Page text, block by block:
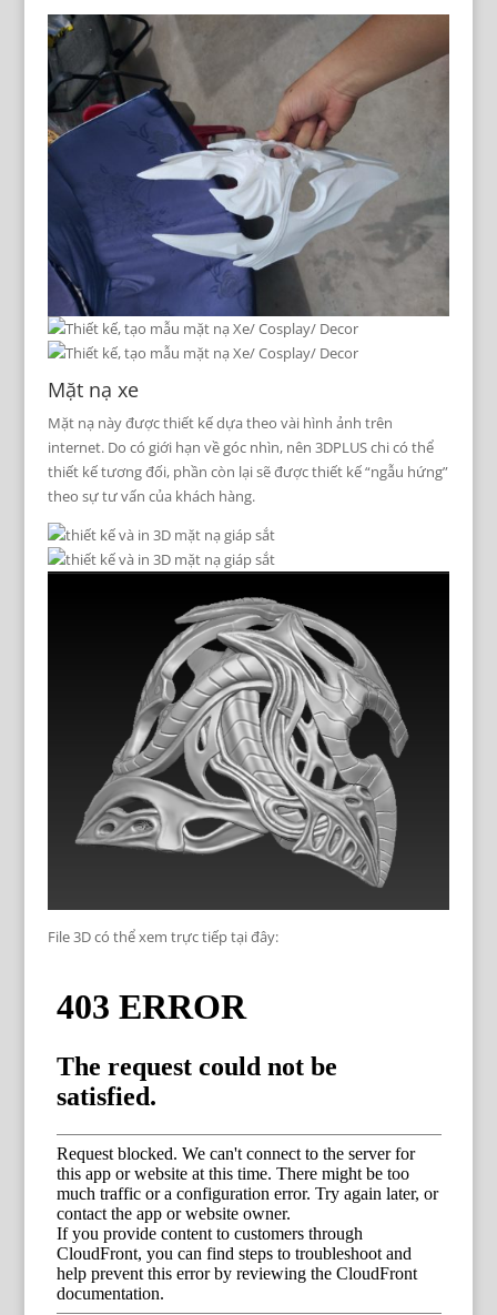
Mặt nạ xe
Mặt nạ này được thiết kế dựa theo vài hình ảnh trên
internet. Do có giới hạn về góc nhìn, nên 3DPLUS chi có thể
thiết kế tương đối, phần còn lại sẽ được thiết kế “ngẫu hứng”
theo sự tư vấn của khách hàng.
File 3D có thể xem trực tiếp tại đây: